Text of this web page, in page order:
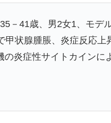
－41歳、男2女1、モデ
甲状腺腫脹、炎症反応上
炎症性サイトカインに